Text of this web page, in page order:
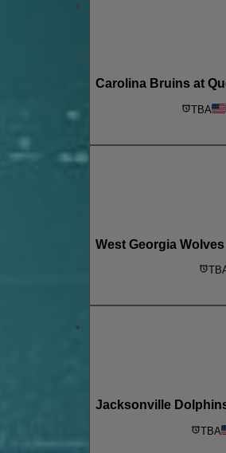
Carolina Bruins at
TBA
West Georgia
Jacksonville
TBA